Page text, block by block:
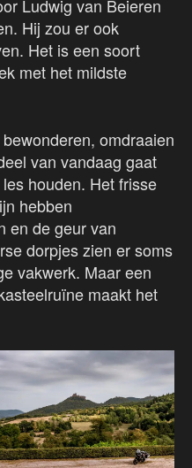
Ludwig van Beieren
Hij zou er ook
Het is een soort
met het mildste
omdraaien
van vandaag gaat
houden. Het frisse
hebben
en de geur van
dorpjes zien er soms
vakwerk. Maar een
maakt het